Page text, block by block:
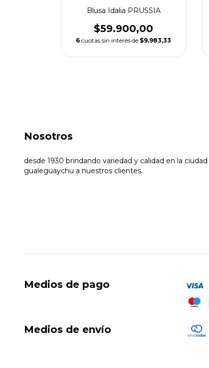
Blusa Idalia PRUSSIA
$59.900,00
6 cuotas sin interés de $9.983,33
Nosotros
desde 1930 brindando variedad y calidad en la ciudad
gualeguaychu a nuestros clientes.
Medios de pago
Medios de envío